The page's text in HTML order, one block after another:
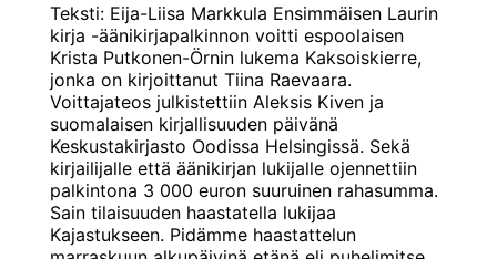
Teksti: Eija-Liisa Markkula Ensimmäisen Laurin
kirja -äänikirjapalkinnon voitti espoolaisen
Krista Putkonen-Örnin lukema Kaksoiskierre,
jonka on kirjoittanut Tiina Raevaara.
Voittajateos julkistettiin Aleksis Kiven ja
suomalaisen kirjallisuuden päivänä
Keskustakirjasto Oodissa Helsingissä. Sekä
kirjailijalle että äänikirjan lukijalle ojennettiin
palkintona 3 000 euron suuruinen rahasumma.
Sain tilaisuuden haastatella lukijaa
Kajastukseen. Pidämme haastattelun